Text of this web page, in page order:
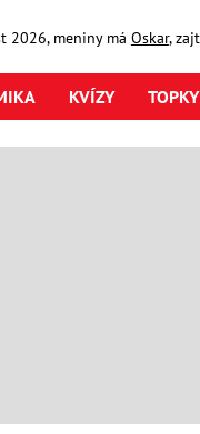
2026, meniny má Oskar,
KVÍZY